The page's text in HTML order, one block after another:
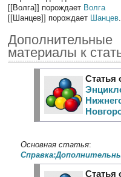
[[Волга]] порождает Волга
[[Шанцев]] порождает
Шанцев
Дополнительные
материалы к
Статья
Основная статья:
Статья